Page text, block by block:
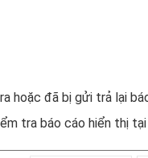
hoặc đã bị gửi trả lại
tra báo cáo hiển thị tại